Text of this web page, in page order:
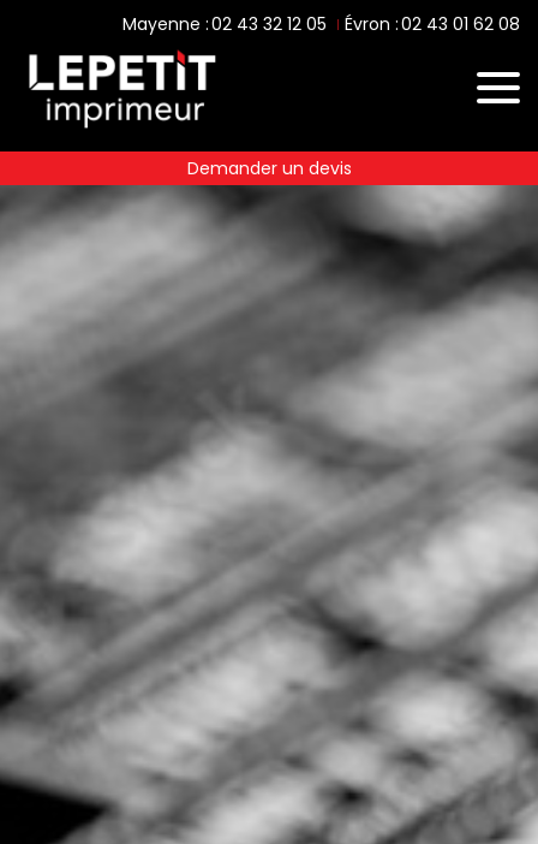
Mayenne :02 43 32 12 05 Évron :02 43 01 62 08
Demander un devis